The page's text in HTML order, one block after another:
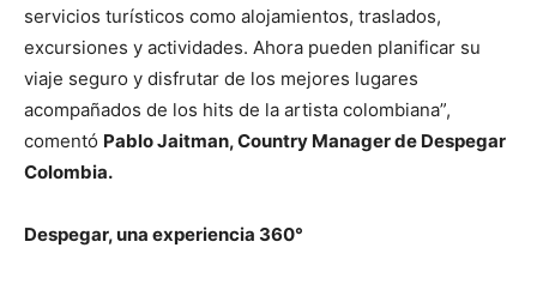
servicios turísticos como alojamientos, traslados,
excursiones y actividades. Ahora pueden planificar su
viaje seguro y disfrutar de los mejores lugares
acompañados de los hits de la artista colombiana”,
comentó Pablo Jaitman, Country Manager de Despegar
Colombia.
Despegar, una experiencia 360°